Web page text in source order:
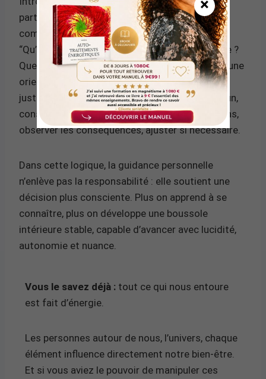
particulièrement puissantes lorsqu’elles se
complètent. L’introspection aide à clarifier :
“Qu’est-ce que je veux ? Qu’est-ce qui me freine ?
Quelles sont mes limites ?” L’intuition propose une
orientation : “Quelle option me semble la plus
juste, ici et maintenant ?” Le discernement, enfin,
consiste à vérifier : rassembler des informations,
observer les conséquences, ajuster si nécessaire.
Dans cette logique, la guidance personnelle
n’enlève pas la responsabilité : elle soutient une
décision plus consciente. Plus on apprend à se
connaître, plus on développe une boussole
intérieure stable, capable d’avancer avec lucidité,
autonomie et nuance.
Vous le savez déjà : tout ce qui nous entoure
est fait d’énergie.
Les personnes autour de nous, l’univers, chaque
élément influence directement notre bien-être.
Et si vous aviez le pouvoir de manipuler ces
×